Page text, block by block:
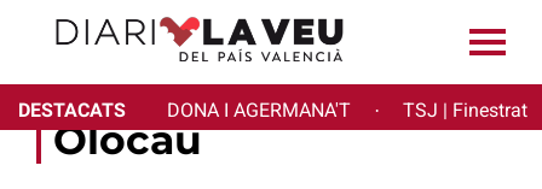
DESTACATS DONA I AGERMANA'T · TSJ | Finestrat
Olocau